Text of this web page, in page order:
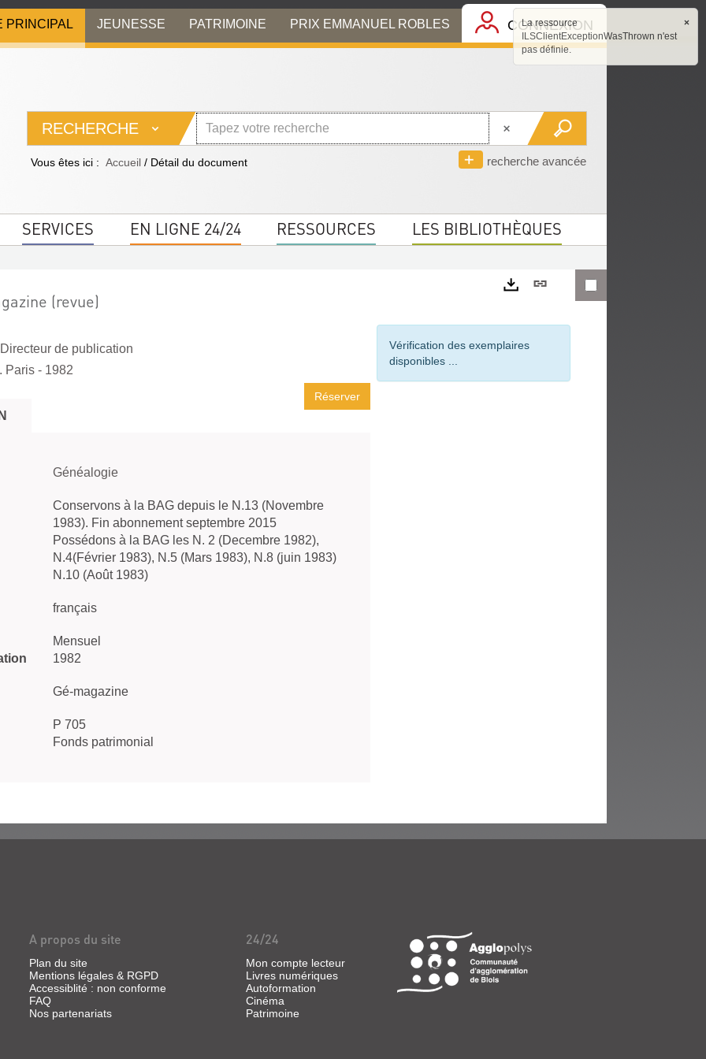
PRINCIPAL JEUNESSE PATRIMOINE PRIX EMMANUEL ROBLES CONNEXION
RECHERCHE
recherche avancée
Vous êtes ici : Accueil / Détail du document
SERVICES EN LIGNE 24/24 RESSOURCES LES BIBLIOTHÈQUES
(revue)
de publication
Paris - 1982
Réserver
Généalogie
Conservons à la BAG depuis le N.13 (Novembre
1983). Fin abonnement septembre 2015
Possédons à la BAG les N. 2 (Decembre 1982),
N.4(Février 1983), N.5 (Mars 1983), N.8 (juin 1983)
N.10 (Août 1983)
français
Mensuel
1982
Gé-magazine
P 705
Fonds patrimonial
Lien
Vérification des exemplaires
disponibles ...
A propos du site
Plan du site
Mentions légales & RGPD
Accessiblité : non conforme
FAQ
Nos partenariats
24/24
Mon compte lecteur
Livres numériques
Autoformation
Cinéma
Patrimoine
×
La ressource
ILSClientExceptionWasThrown n'est
pas définie.